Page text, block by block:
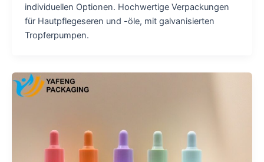
individuellen Optionen. Hochwertige Verpackungen
für Hautpflegeseren und -öle, mit galvanisierten
Tropferpumpen.